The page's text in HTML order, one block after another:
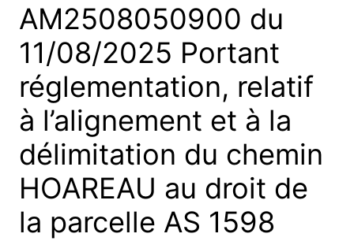
AM2508050900 du
11/08/2025 Portant
réglementation, relatif
à l’alignement et à la
délimitation du chemin
HOAREAU au droit de
la parcelle AS 1598